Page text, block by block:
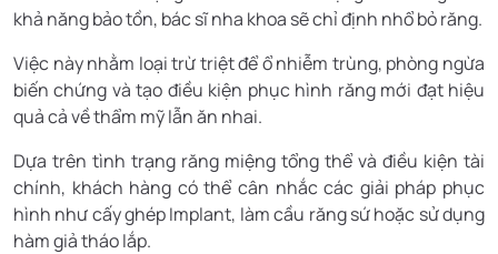
khả năng bảo tồn, bác sĩ nha khoa sẽ chỉ định nhổ bỏ răng.
Việc này nhằm loại trừ triệt để ổ nhiễm trùng, phòng ngừa
biến chứng và tạo điều kiện phục hình răng mới đạt hiệu
quả cả về thẩm mỹ lẫn ăn nhai.
Dựa trên tình trạng răng miệng tổng thể và điều kiện tài
chính, khách hàng có thể cân nhắc các giải pháp phục
hình như cấy ghép Implant, làm cầu răng sứ hoặc sử dụng
hàm giả tháo lắp.